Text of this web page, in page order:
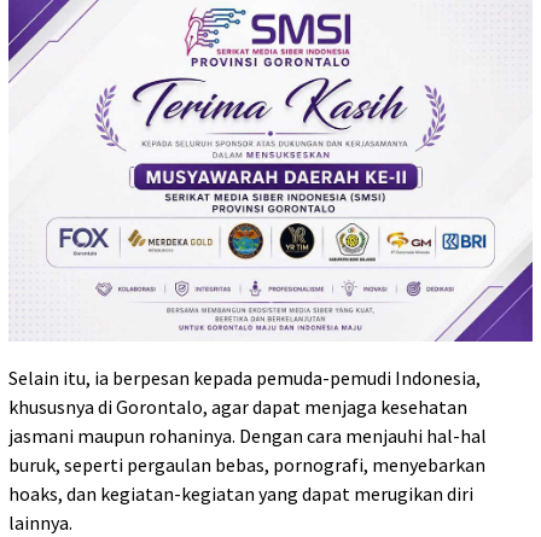
Selain itu, ia berpesan kepada pemuda-pemudi Indonesia,
khususnya di Gorontalo, agar dapat menjaga kesehatan
jasmani maupun rohaninya. Dengan cara menjauhi hal-hal
buruk, seperti pergaulan bebas, pornografi, menyebarkan
hoaks, dan kegiatan-kegiatan yang dapat merugikan diri
lainnya.